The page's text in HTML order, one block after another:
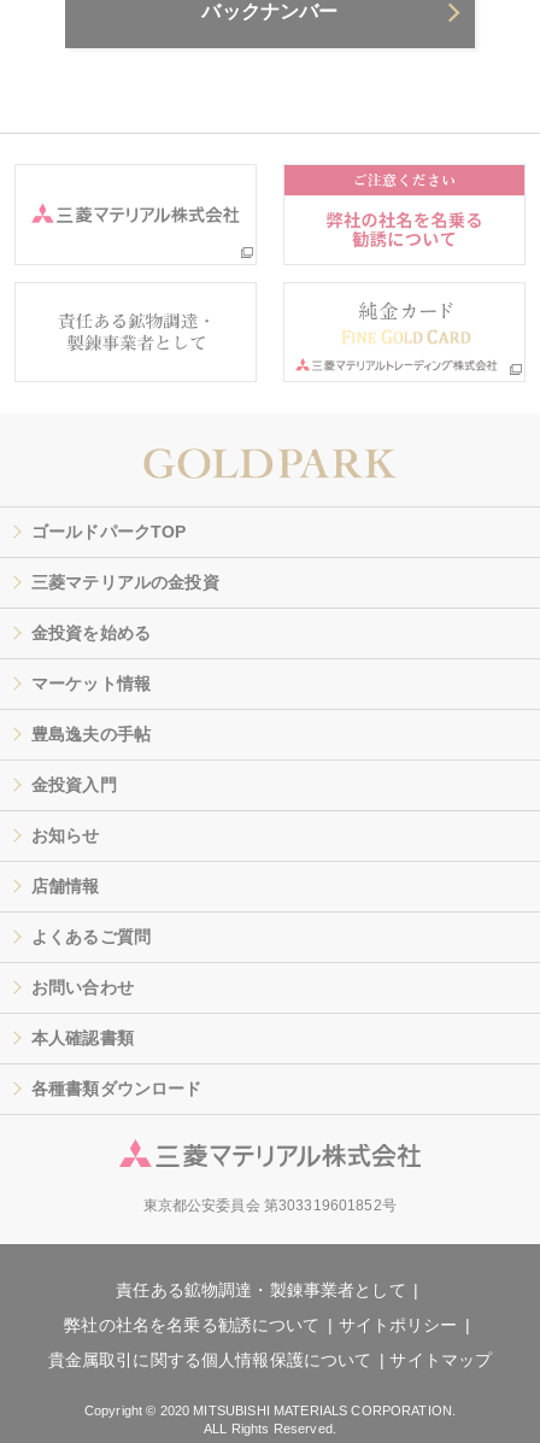
バックナンバー
ゴールドパークTOP
三菱マテリアルの金投資
金投資を始める
マーケット情報
豊島逸夫の手帖
金投資入門
お知らせ
店舗情報
よくあるご質問
お問い合わせ
本人確認書類
各種書類ダウンロード
東京都公安委員会 第303319601852号
責任ある鉱物調達・製錬事業者として
弊社の社名を名乗る勧誘について
サイトポリシー
貴金属取引に関する個人情報保護について
サイトマップ
Copyright © 2020 MITSUBISHI MATERIALS CORPORATION.
ALL Rights Reserved.